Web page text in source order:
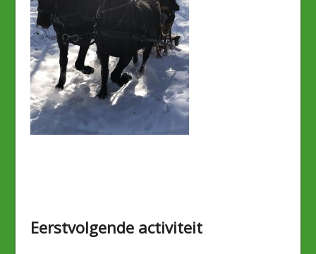
Eerstvolgende activiteit